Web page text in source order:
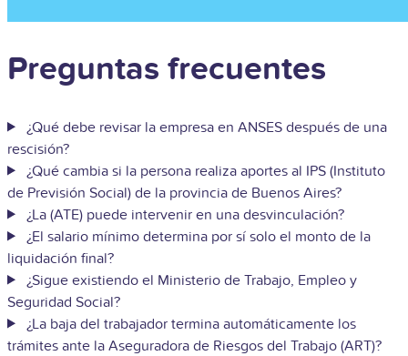
Preguntas frecuentes
¿Qué debe revisar la empresa en ANSES después de una
rescisión?
¿Qué cambia si la persona realiza aportes al IPS (Instituto
de Previsión Social) de la provincia de Buenos Aires?
¿La (ATE) puede intervenir en una desvinculación?
¿El salario mínimo determina por sí solo el monto de la
liquidación final?
¿Sigue existiendo el Ministerio de Trabajo, Empleo y
Seguridad Social?
¿La baja del trabajador termina automáticamente los
trámites ante la Aseguradora de Riesgos del Trabajo (ART)?